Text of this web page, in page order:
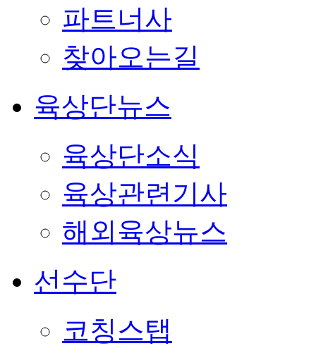
파트너사
찾아오는길
육상단뉴스
육상단소식
육상관련기사
해외육상뉴스
선수단
코칭스탭